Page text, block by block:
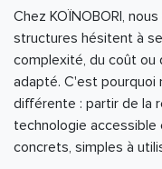
Chez KOÏNOBORI,
structures hésitent à
complexité, du coût ou
adapté. C'est pourquoi
différente : partir de la
technologie
concrets, simples à